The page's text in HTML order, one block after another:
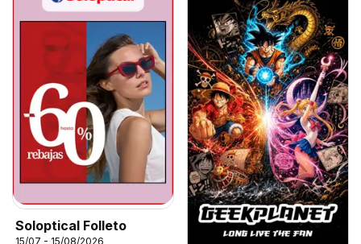
Soloptical Folleto
15/07 - 15/08/2026